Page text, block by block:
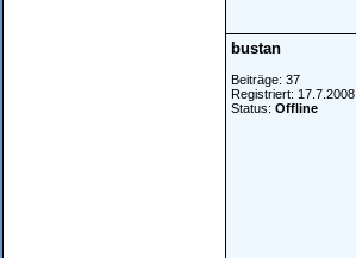
bustan
Beiträge: 37
Registriert: 17.7.2008
Status: Offline